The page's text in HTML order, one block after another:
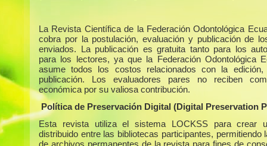
La Revista Científica de la Federación Odontológica
cobra por la postulación, evaluación y publicación de
enviados. La publicación es gratuita tanto para los
para los lectores, ya que la Federación Odontológica
asume todos los costos relacionados con la
publicación. Los evaluadores pares no reciben
económica por su valiosa contribución.
Política de Preservación Digital (Digital Preservation
Esta revista utiliza el sistema LOCKSS para crear
distribuido entre las bibliotecas participantes, permitiendo
de archivos permanentes de la revista para fines de